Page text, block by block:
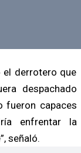
el derrotero que
despachado
fueron capaces
enfrentar la
señaló.